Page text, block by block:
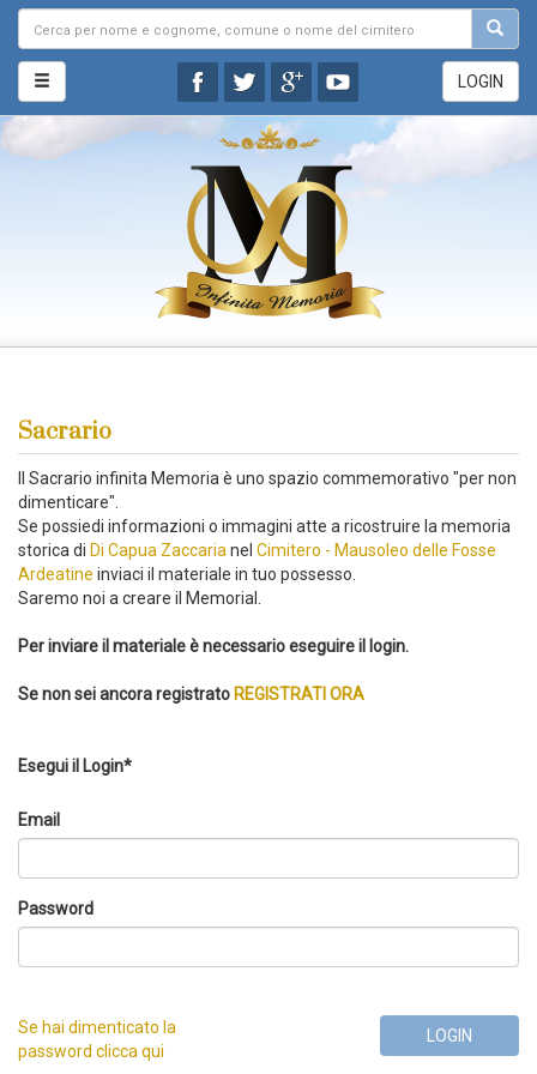
LOGIN
Sacrario
Il Sacrario infinita Memoria è uno spazio commemorativo "per non
dimenticare".
Se possiedi informazioni o immagini atte a ricostruire la memoria
storica di Di Capua Zaccaria nel Cimitero - Mausoleo delle Fosse
Ardeatine inviaci il materiale in tuo possesso.
Saremo noi a creare il Memorial.
Per inviare il materiale è necessario eseguire il login.
Se non sei ancora registrato REGISTRATI ORA
Esegui il Login*
Email
Password
Se hai dimenticato la
password clicca qui
LOGIN